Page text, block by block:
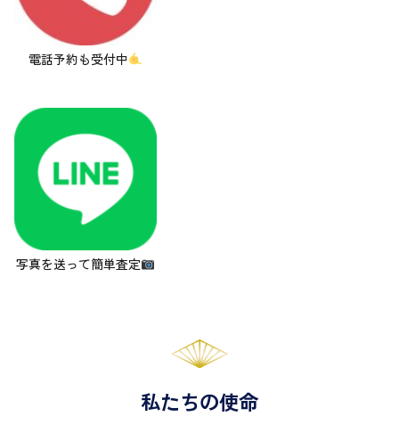
電話予約も受付中
写真を送って簡単査定
私たちの使命